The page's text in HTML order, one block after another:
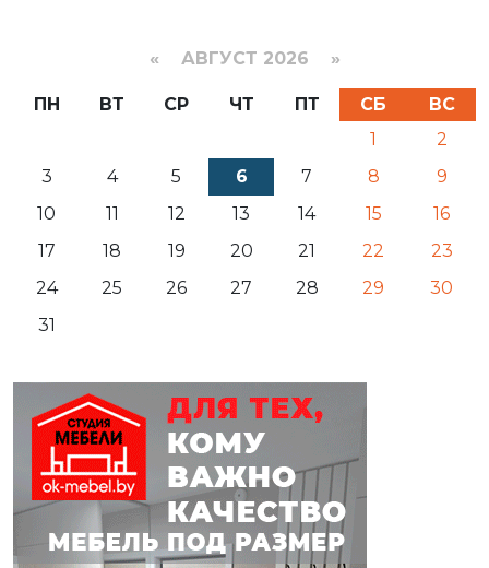
« АВГУСТ 2026 »
ПН ВТ СР ЧТ ПТ СБ
ВС
1
2
3
4 5 6 7 8
9
10
11 12 13 14 15
16
17
18 19 20 21 22
23
24
25 26 27 28 29
30
31